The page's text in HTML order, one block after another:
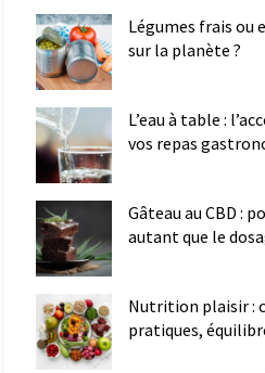
Légumes frais ou
sur la planète ?
L’eau à table :
vos repas
Gâteau au CBD :
autant que le
Nutrition plaisir :
pratiques,